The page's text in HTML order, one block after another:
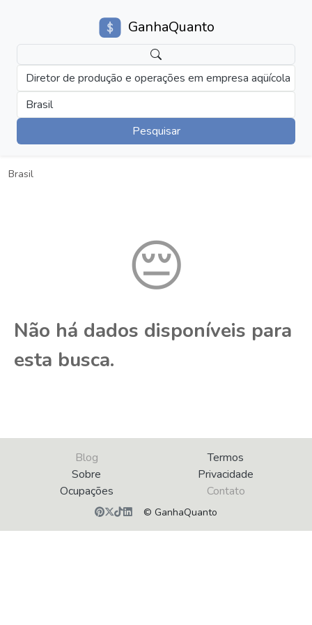
GanhaQuanto
Diretor de produção e operações em empresa aqüícola
Brasil
Pesquisar
Brasil
😔
Não há dados disponíveis para
esta busca.
© GanhaQuanto
Blog
Sobre
Ocupações
Termos
Privacidade
Contato